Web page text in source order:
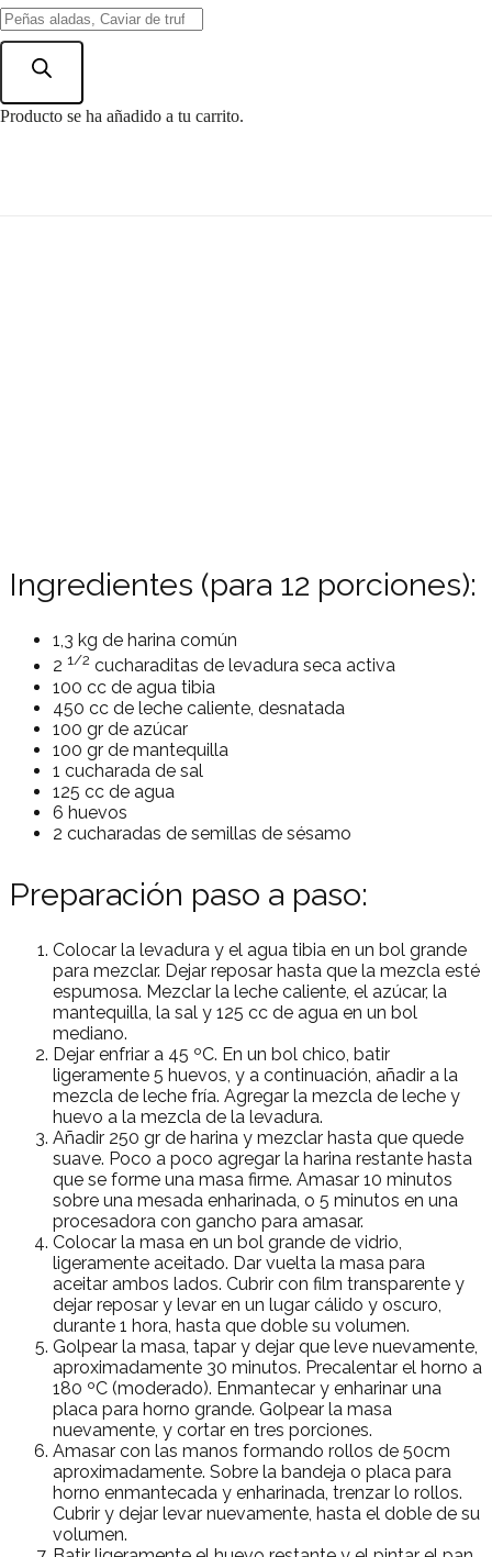
Búsqueda
productos
Producto se ha añadido a tu carrito.
Pan Brioche
Ingredientes (para 12 porciones):
1,3 kg de harina común
2 1/2 cucharaditas de levadura seca activa
100 cc de agua tibia
450 cc de leche caliente, desnatada
100 gr de azúcar
100 gr de mantequilla
1 cucharada de sal
125 cc de agua
6 huevos
2 cucharadas de semillas de sésamo
Preparación paso a paso:
Colocar la levadura y el agua tibia en un bol grande
para mezclar. Dejar reposar hasta que la mezcla esté
espumosa. Mezclar la leche caliente, el azúcar, la
mantequilla, la sal y 125 cc de agua en un bol
mediano.
Dejar enfriar a 45 ºC. En un bol chico, batir
ligeramente 5 huevos, y a continuación, añadir a la
mezcla de leche fría. Agregar la mezcla de leche y
huevo a la mezcla de la levadura.
Añadir 250 gr de harina y mezclar hasta que quede
suave. Poco a poco agregar la harina restante hasta
que se forme una masa firme. Amasar 10 minutos
sobre una mesada enharinada, o 5 minutos en una
procesadora con gancho para amasar.
Colocar la masa en un bol grande de vidrio,
ligeramente aceitado. Dar vuelta la masa para
aceitar ambos lados. Cubrir con film transparente y
dejar reposar y levar en un lugar cálido y oscuro,
durante 1 hora, hasta que doble su volumen.
Golpear la masa, tapar y dejar que leve nuevamente,
aproximadamente 30 minutos. Precalentar el horno a
180 ºC (moderado). Enmantecar y enharinar una
placa para horno grande. Golpear la masa
nuevamente, y cortar en tres porciones.
Amasar con las manos formando rollos de 50cm
aproximadamente. Sobre la bandeja o placa para
horno enmantecada y enharinada, trenzar lo rollos.
Cubrir y dejar levar nuevamente, hasta el doble de su
volumen.